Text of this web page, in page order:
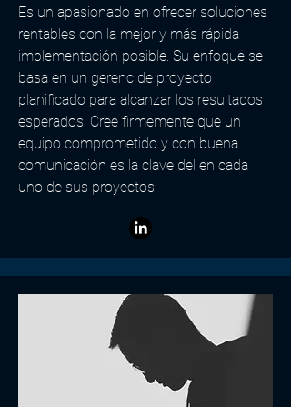
Es un apasionado en ofrecer soluciones
rentables con la mejor y más rápida
implementación posible. Su enfoque se
basa en un gerenc de proyecto
planificado para alcanzar los resultados
esperados. Cree firmemente que un
equipo comprometido y con buena
comunicación es la clave del en cada
uno de sus proyectos.